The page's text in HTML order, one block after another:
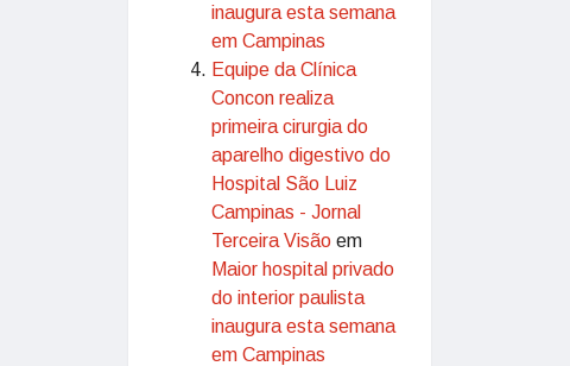
inaugura esta semana
em Campinas
Equipe da Clínica
Concon realiza
primeira cirurgia do
aparelho digestivo do
Hospital São Luiz
Campinas - Jornal
Terceira Visão em
Maior hospital privado
do interior paulista
inaugura esta semana
em Campinas